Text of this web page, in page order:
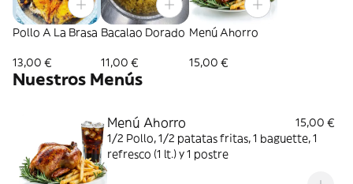
Pollo A La Brasa
13,00 €
Bacalao Dorado
11,00 €
Menú Ahorro
15,00 €
Nuestros Menús
Menú Ahorro
15,00 €
1/2 Pollo, 1/2 patatas fritas, 1 baguette, 1
refresco (1 lt.) y 1 postre